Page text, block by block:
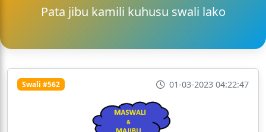
Pata jibu kamili kuhusu swali lako
Swali #562 01-03-2023 04:22:47